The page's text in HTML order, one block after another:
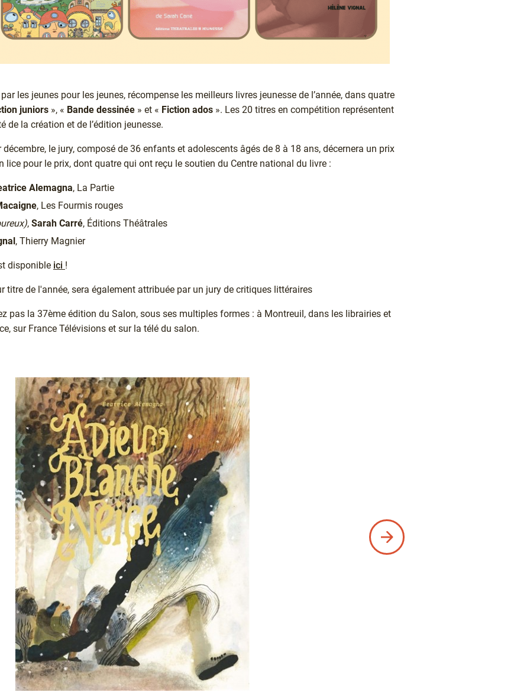
les jeunes pour les jeunes, récompense les meilleurs livres jeunesse de l’année, dans quatre
juniors », « Bande dessinée » et « Fiction ados ». Les 20 titres en compétition représentent
de la création et de l’édition jeunesse.
le jury, composé de 36 enfants et adolescents âgés de 8 à 18 ans, décernera un prix
lice pour le prix, dont quatre qui ont reçu le soutien du Centre national du livre :
Alemagna, La Partie
, Les Fourmis rouges
, Sarah Carré, Éditions Théâtrales
, Thierry Magnier
disponible ici !
titre de l'année, sera également attribuée par un jury de critiques littéraires
pas la 37ème édition du Salon, sous ses multiples formes : à Montreuil, dans les librairies et
sur France Télévisions et sur la télé du salon.